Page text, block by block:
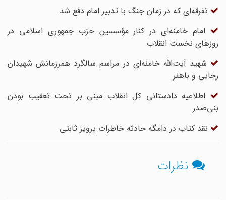
تفرقه‌ای که در زمان جنگ با تدبیر امام دفع شد
امام خامنه‌ای در کنار مؤسسین حزب جمهوری اسلامی در
روزهای نخست انقلاب
شهید آیت‌الله خامنه‌ای در مراسم سالگرد همرزمانش شهیدان
رجایی و باهنر
اطلاعیه دادستانی کل انقلاب مبنی بر تحت تعقیب بودن
بنی‌صدر
نقد کتاب در دامگه حادثه خاطرات پرویز ثابتی
نظرات